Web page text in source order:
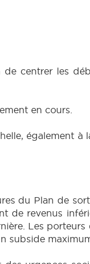
de centrer les
en cours.
également à
du Plan de
de revenus
Les
subside